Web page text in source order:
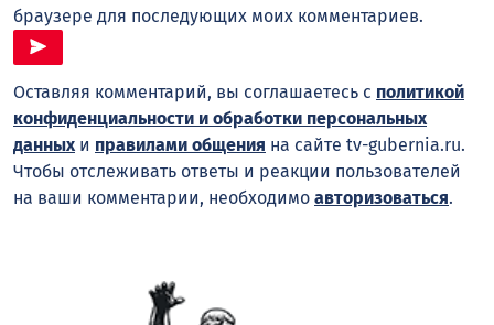
браузере для последующих моих комментариев.
Оставляя комментарий, вы соглашаетесь с политикой
конфиденциальности и обработки персональных
данных и правилами общения на сайте tv-gubernia.ru.
Чтобы отслеживать ответы и реакции пользователей
на ваши комментарии, необходимо авторизоваться.